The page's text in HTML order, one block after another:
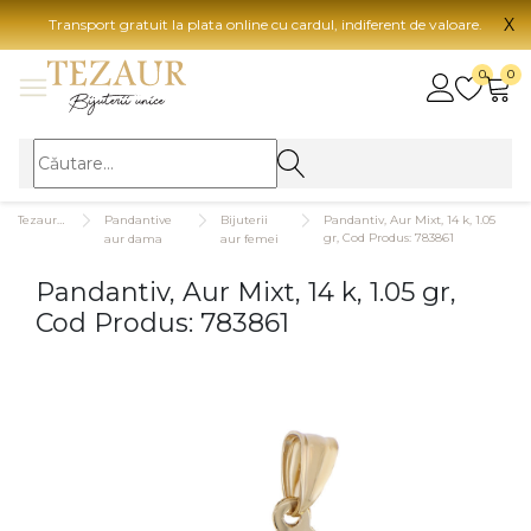
Transport gratuit la plata online cu cardul, indiferent de valoare. X
0 0
BIJUTERII
BIJUTERII FEMEI
Inele
Bratari
Pandantive
aur dama
Bijuterii
aur femei
Pandantiv, Aur Mixt, 14 k, 1.05
gr, Cod Produs: 783861
Pandantiv, Aur Mixt, 14 k, 1.05 gr,
Cod Produs: 783861